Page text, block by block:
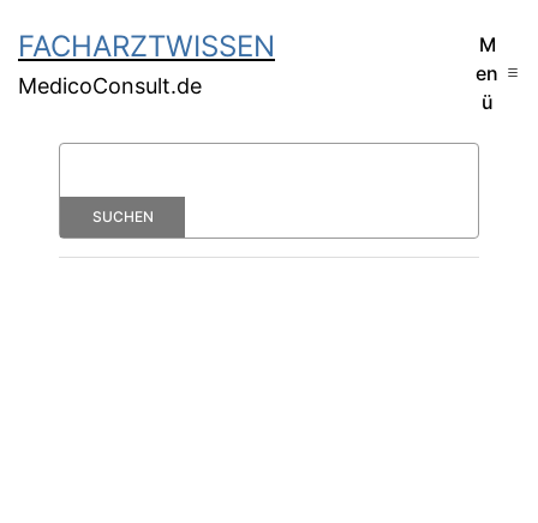
FACHARZTWISSEN
MedicoConsult.de
M
en
ü